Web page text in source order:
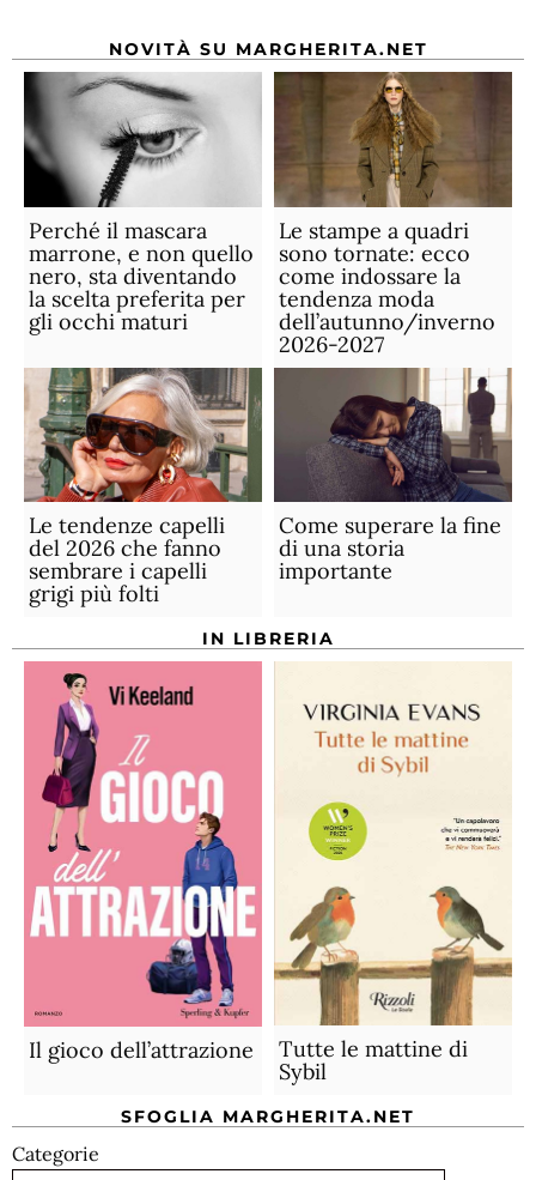
NOVITÀ SU MARGHERITA.NET
Perché il mascara
marrone, e non quello
nero, sta diventando
la scelta preferita per
gli occhi maturi
Le stampe a quadri
sono tornate: ecco
come indossare la
tendenza moda
dell’autunno/inverno
2026-2027
Le tendenze capelli
del 2026 che fanno
sembrare i capelli
grigi più folti
Come superare la fine
di una storia
importante
IN LIBRERIA
Il gioco dell’attrazione
Tutte le mattine di
Sybil
SFOGLIA MARGHERITA.NET
Categorie